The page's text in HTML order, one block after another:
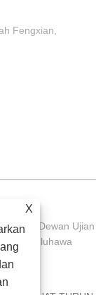
Fengxian,
Ltd. Dewan Ujian
Ujian Luluhawa
X